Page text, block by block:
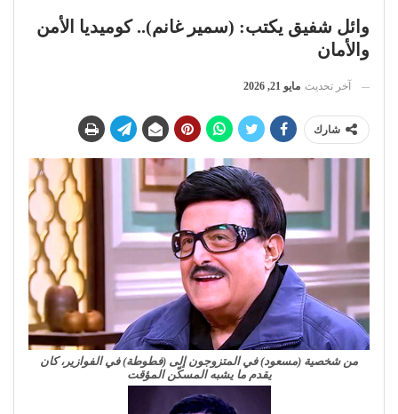
وائل شفيق يكتب: (سمير غانم).. كوميديا الأمن
والأمان
آخر تحديث مايو 21, 2026
شارك
من شخصية (مسعود) في المتزوجون إلى (فطوطة) في الفوازير، كان
يقدم ما يشبه المسكّن المؤقت